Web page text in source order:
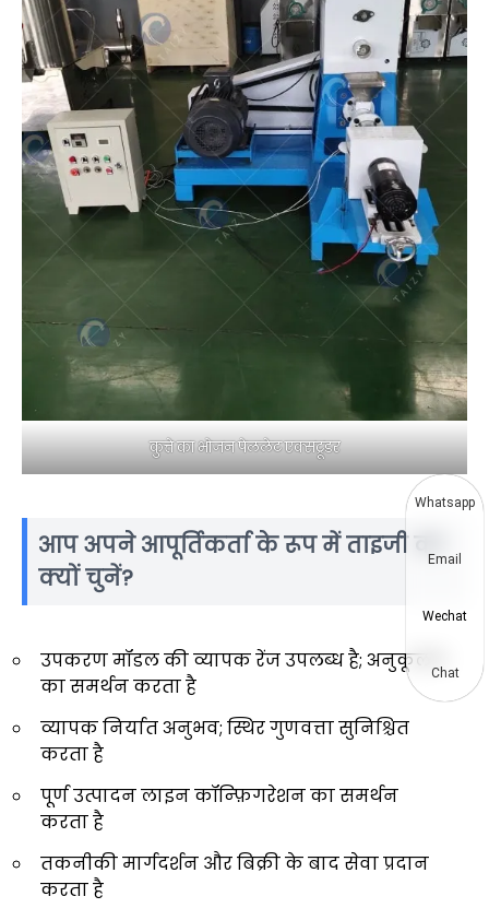
कुत्ते का भोजन पेललेट एक्सट्रूडर
आप अपने आपूर्तिकर्ता के रूप में ताइजी का
क्यों चुनें?
उपकरण मॉडल की व्यापक रेंज उपलब्ध है; अनुकूलन
का समर्थन करता है
व्यापक निर्यात अनुभव; स्थिर गुणवत्ता सुनिश्चित
करता है
पूर्ण उत्पादन लाइन कॉन्फ़िगरेशन का समर्थन
करता है
तकनीकी मार्गदर्शन और बिक्री के बाद सेवा प्रदान
करता है
Whatsapp
Email
Wechat
Chat